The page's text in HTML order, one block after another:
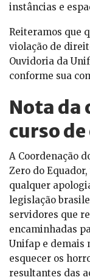
instâncias e
Reiteramos que
violação de
Ouvidoria da
conforme sua
Nota da
curso
A Coordenação
Zero do
qualquer
legislação
servidores que
encaminhadas
Unifap e demais
esquecer os
resultantes das